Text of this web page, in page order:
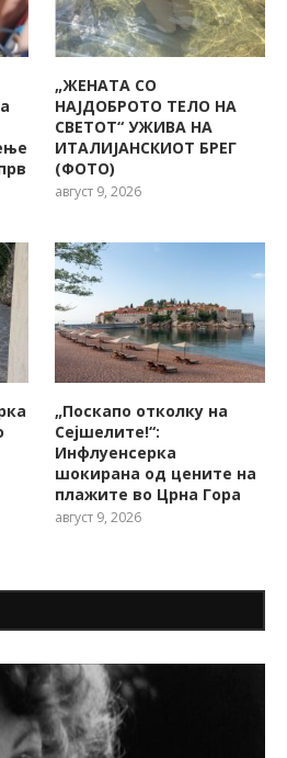
„ЖЕНАТА СО
НАЈДОБРОТО ТЕЛО НА
СВЕТОТ“ УЖИВА НА
ИТАЛИЈАНСКИОТ БРЕГ
(ФОТО)
август 9, 2026
„Поскапо отколку на
Сејшелите!“:
Инфлуенсерка
шокирана од цените на
плажите во Црна Гора
август 9, 2026